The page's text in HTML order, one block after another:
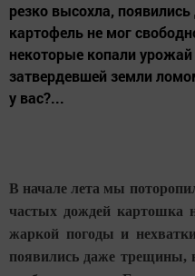
резко высохла,
картофель не мог
некоторые копали
затвердевшей земли
у вас?...
В начале лета мы
частых дождей картошка
жаркой погоды и
появились даже трещины,